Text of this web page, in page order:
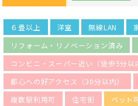
６畳以上 洋室 無線LAN
リフォーム・リノベーション済み
コンビニ・スーパー近い（徒歩5分以
都心への好アクセス（30分以内）
複数駅利用可
住宅街 ペット